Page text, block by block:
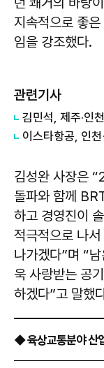
지속적으로 좋
임을 강조했다.
관련기사
김민석, 제주·인
이스타항공, 인
김성완 사장은
돌파와 함께
하고 경영진이
적극적으로 나
나가겠다”며 “
욱 사랑받는 공
하겠다”고 말했
◆ 육상교통분야 산